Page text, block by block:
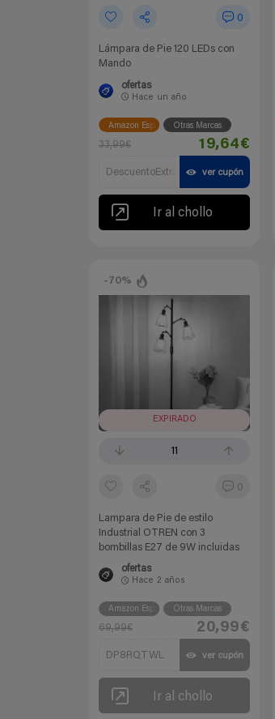
0
Lámpara de Pie 120 LEDs con
Mando
ofertas
Hace un año
Amazon España Otras Marcas
33,99€ 19,64€
DescuentoExtra ver cupón
Ir al chollo
-70%
EXPIRADO
11
0
Lampara de Pie de estilo
Industrial OTREN con 3
bombillas E27 de 9W incluidas
ofertas
Hace 2 años
Amazon España Otras Marcas
69,99€ 20,99€
DP8RQTWL ver cupón
Ir al chollo